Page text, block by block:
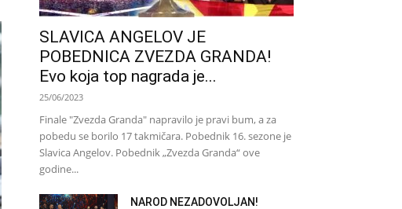
SLAVICA ANGELOV JE
POBEDNICA ZVEZDA GRANDA!
Evo koja top nagrada je...
25/06/2023
Finale "Zvezda Granda" napravilo je pravi bum, a za
pobedu se borilo 17 takmičara. Pobednik 16. sezone je
Slavica Angelov. Pobednik „Zvezda Granda“ ove
godine...
NAROD NEZADOVOLJAN!